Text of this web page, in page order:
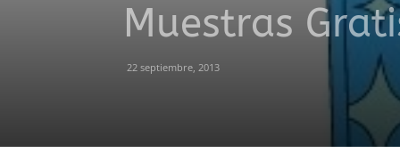
Muestras
22 septiembre, 2013